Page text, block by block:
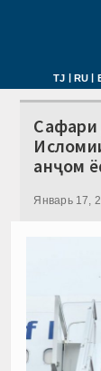
TJ | RU |
Сафари
анҷом
Январь 17,